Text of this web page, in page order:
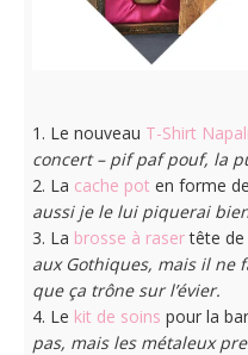
1. Le nouveau T-Shirt
concert – pif paf pouf, la
2. La cache pot en forme
aussi je le lui piquerai
3. La brosse à rasertête de
aux Gothiques, mais il ne
que ça trône sur l’évier.
4. Le kit de soins pour la
pas, mais les métaleux